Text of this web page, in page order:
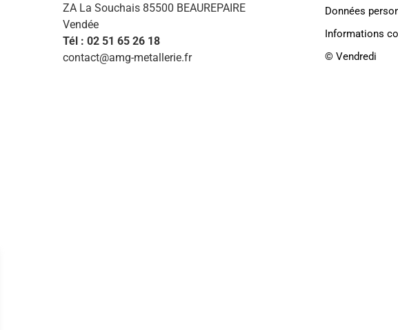
ZA La Souchais 85500 BEAUREPAIRE
Vendée
Tél : 02 51 65 26 18
contact@amg-metallerie.fr
Données
Informations
©️ Vendredi